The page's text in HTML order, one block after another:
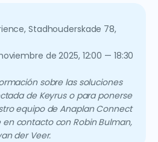
Stadhouderskade 78,
de 2025, 12:00 — 18:30
sobre las soluciones
de Keyrus o para ponerse
equipo de Anaplan Connect
contacto con Robin Bulman,
der Veer.